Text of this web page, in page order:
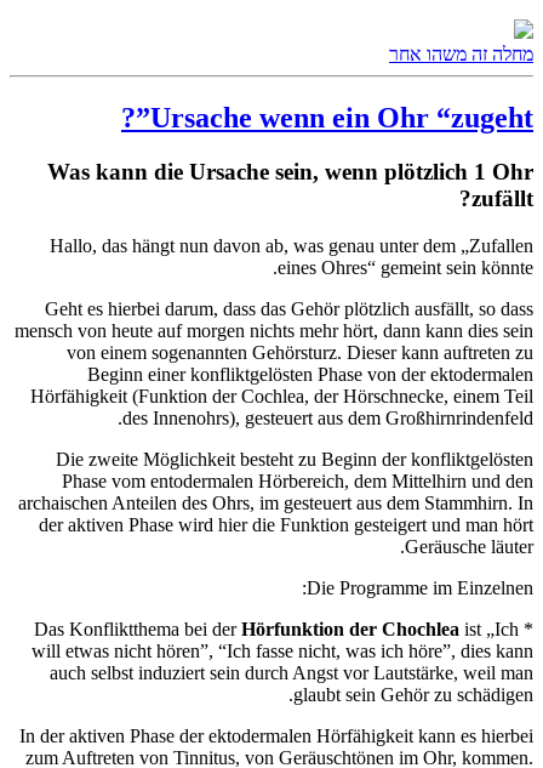
מחלה זה משהו אחר
Ursache wenn ein Ohr “zugeht”?
Was kann die Ursache sein, wenn plötzlich 1 Ohr
zufällt?
Hallo, das hängt nun davon ab, was genau unter dem „Zufallen
eines Ohres“ gemeint sein könnte.
Geht es hierbei darum, dass das Gehör plötzlich ausfällt, so dass
mensch von heute auf morgen nichts mehr hört, dann kann dies sein
von einem sogenannten Gehörsturz. Dieser kann auftreten zu
Beginn einer konfliktgelösten Phase von der ektodermalen
Hörfähigkeit (Funktion der Cochlea, der Hörschnecke, einem Teil
des Innenohrs), gesteuert aus dem Großhirnrindenfeld.
Die zweite Möglichkeit besteht zu Beginn der konfliktgelösten
Phase vom entodermalen Hörbereich, dem Mittelhirn und den
archaischen Anteilen des Ohrs, im gesteuert aus dem Stammhirn. In
der aktiven Phase wird hier die Funktion gesteigert und man hört
Geräusche läuter.
Die Programme im Einzelnen:
* Das Konfliktthema bei der
Hörfunktion der Chochlea ist „Ich
will etwas nicht hören”, “Ich fasse nicht, was ich höre”, dies kann
auch selbst induziert sein durch Angst vor Lautstärke, weil man
glaubt sein Gehör zu schädigen.
In der aktiven Phase der ektodermalen Hörfähigkeit kann es hierbei
zum Auftreten von Tinnitus, von Geräuschtönen im Ohr, kommen.